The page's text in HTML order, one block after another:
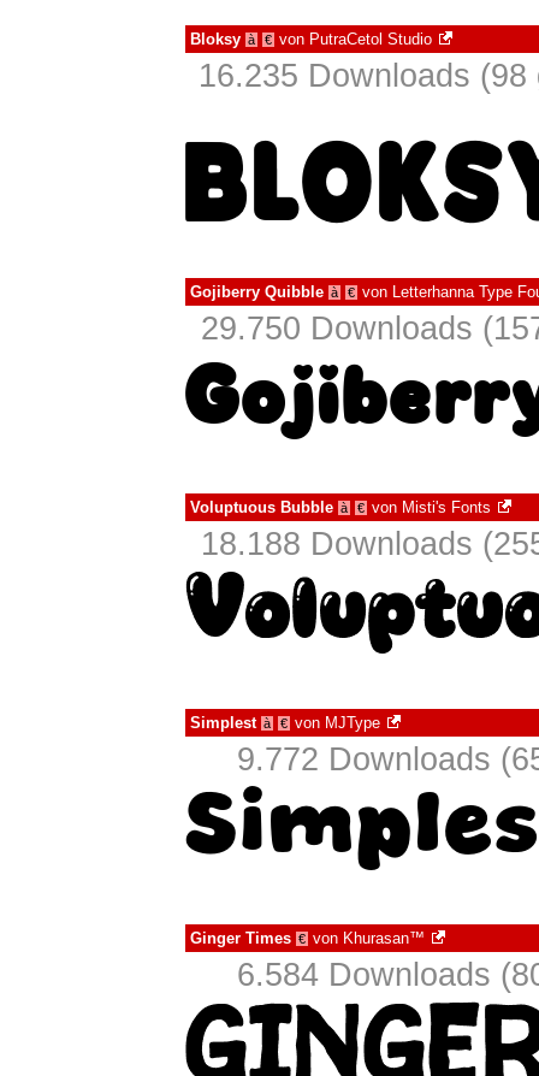
Bloksy à € von PutraCetol Studio
16.235 Downloads (98
Gojiberry Quibble à € von Letterhanna Type
29.750 Downloads
Voluptuous Bubble à € von Misti's Fonts
18.188 Downloads
Simplest à € von MJType
9.772 Downloads
Ginger Times € von Khurasan™
6.584 Downloads